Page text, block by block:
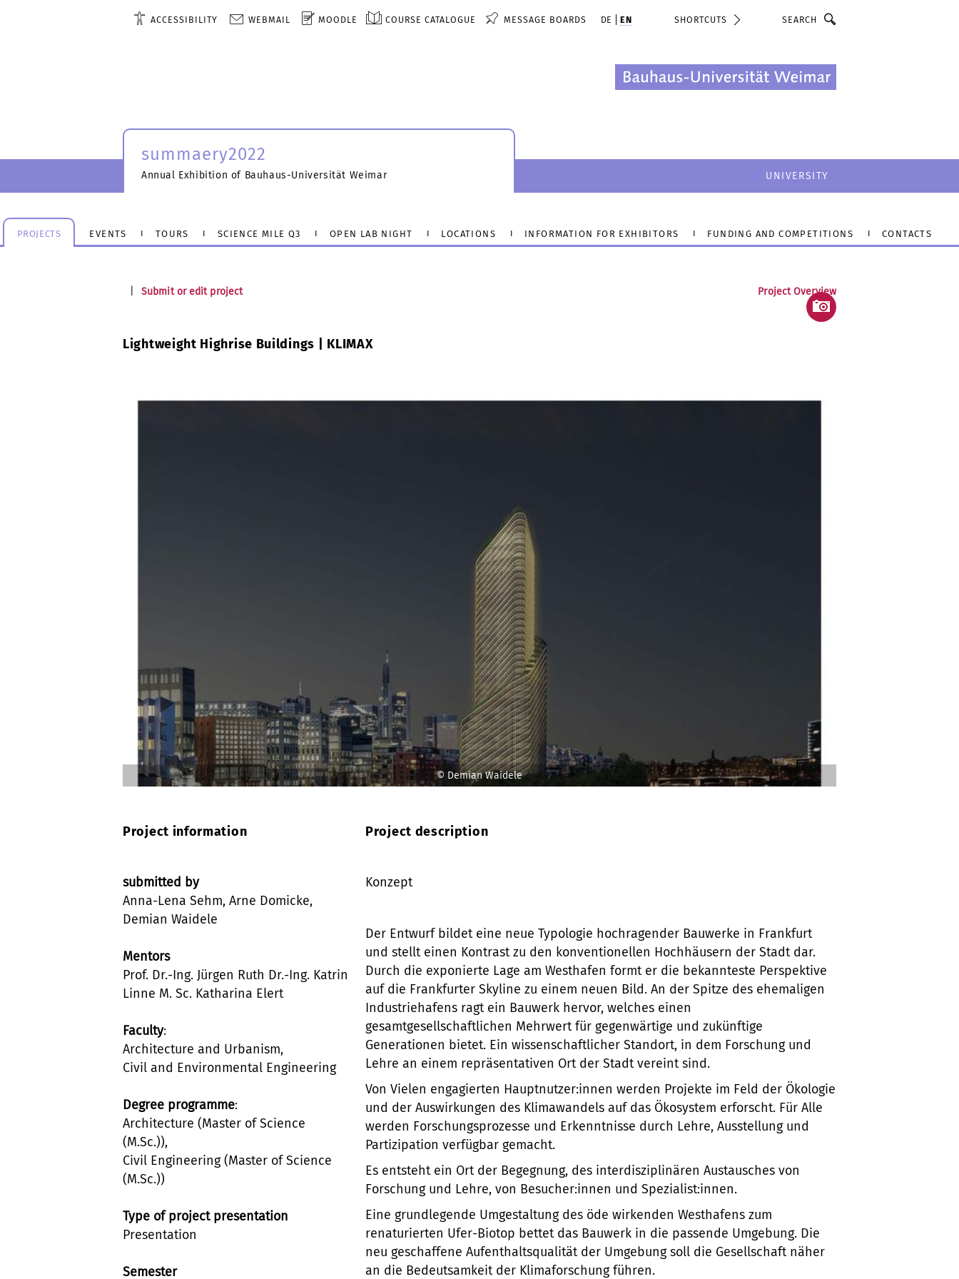
ACCESSIBILITY WEBMAIL MOODLE COURSE CATALOGUE MESSAGE BOARDS DE EN SHORTCUTS
summaery2022
Annual Exhibition of Bauhaus-Universität Weimar UNIVERSITY
PROJECTS EVENTS TOURS SCIENCE MILE Q3 OPEN LAB NIGHT LOCATIONS INFORMATION FOR EXHIBITORS FUNDING AND COMPETITIONS CONTACTS
Submit or edit project Project Overview
Lightweight Highrise Buildings | KLIMAX
© Demian Waidele
Project information
submitted by
Anna-Lena Sehm, Arne Domicke,
Demian Waidele
Mentors
Prof. Dr.-Ing. Jürgen Ruth Dr.-Ing. Katrin
Linne M. Sc. Katharina Elert
Faculty:
Architecture and Urbanism,
Civil and Environmental Engineering
Degree programme:
Architecture (Master of Science
(M.Sc.)),
Civil Engineering (Master of Science
(M.Sc.))
Type of project presentation
Presentation
Semester
Project description
Konzept
Der Entwurf bildet eine neue Typologie hochragender Bauwerke in Frankfurt
und stellt einen Kontrast zu den konventionellen Hochhäusern der Stadt dar.
Durch die exponierte Lage am Westhafen formt er die bekannteste Perspektive
auf die Frankfurter Skyline zu einem neuen Bild. An der Spitze des ehemaligen
Industriehafens ragt ein Bauwerk hervor, welches einen
gesamtgesellschaftlichen Mehrwert für gegenwärtige und zukünftige
Generationen bietet. Ein wissenschaftlicher Standort, in dem Forschung und
Lehre an einem repräsentativen Ort der Stadt vereint sind.
Von Vielen engagierten Hauptnutzer:innen werden Projekte im Feld der Ökologie
und der Auswirkungen des Klimawandels auf das Ökosystem erforscht. Für Alle
werden Forschungsprozesse und Erkenntnisse durch Lehre, Ausstellung und
Partizipation verfügbar gemacht.
Es entsteht ein Ort der Begegnung, des interdisziplinären Austausches von
Forschung und Lehre, von Besucher:innen und Spezialist:innen.
Eine grundlegende Umgestaltung des öde wirkenden Westhafens zum
renaturierten Ufer-Biotop bettet das Bauwerk in die passende Umgebung. Die
neu geschaffene Aufenthaltsqualität der Umgebung soll die Gesellschaft näher
an die Bedeutsamkeit der Klimaforschung führen.